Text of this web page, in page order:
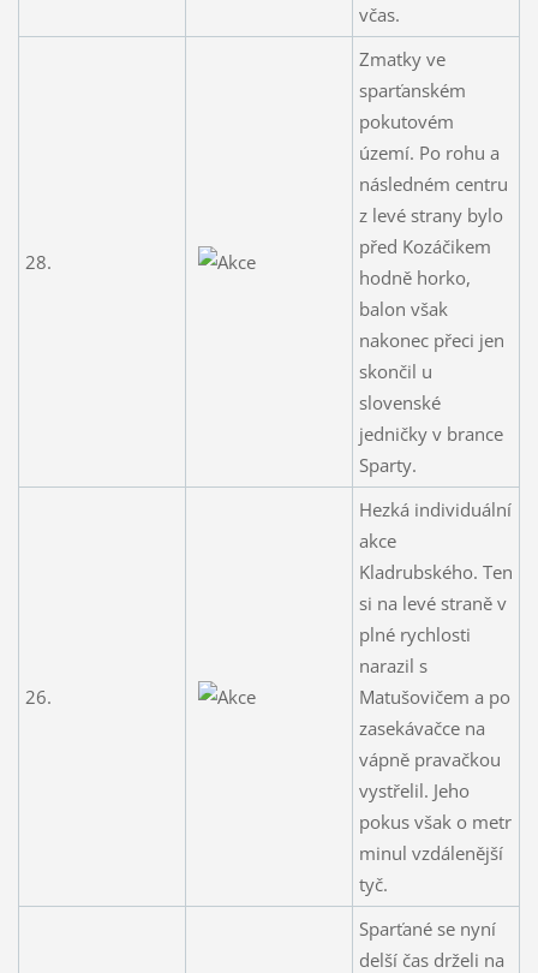
včas.
28.
Zmatky ve
sparťanském
pokutovém
území. Po rohu a
následném centru
z levé strany bylo
před Kozáčikem
hodně horko,
balon však
nakonec přeci jen
skončil u
slovenské
jedničky v brance
Sparty.
26.
Hezká individuální
akce
Kladrubského. Ten
si na levé straně v
plné rychlosti
narazil s
Matušovičem a po
zasekávačce na
vápně pravačkou
vystřelil. Jeho
pokus však o metr
minul vzdálenější
tyč.
Sparťané se nyní
delší čas drželi na